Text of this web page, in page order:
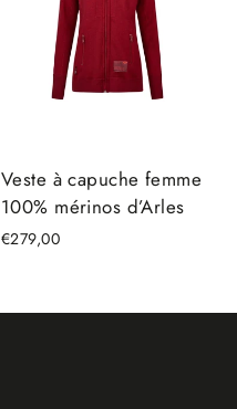
Veste à capuche femme
100% mérinos d’Arles
€279,00